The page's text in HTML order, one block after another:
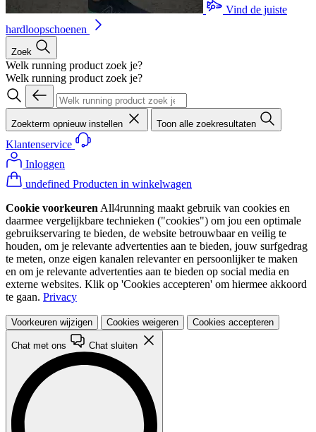
Vind de juiste
hardloopschoenen
Zoek
Welk running product zoek je?
Welk running product zoek je?
Zoekterm opnieuw instellen Toon alle zoekresultaten
Klantenservice
Inloggen
undefined Producten in winkelwagen
Cookie voorkeuren All4running maakt gebruik van cookies en
daarmee vergelijkbare technieken ("cookies") om jou een optimale
gebruikservaring te bieden, de website betrouwbaar en veilig te
houden, om je relevante advertenties aan te bieden, jouw surfgedrag
te meten, onze eigen kanalen relevanter en persoonlijker te maken
en om je relevante advertenties aan te bieden op social media en
externe websites. Klik op 'Cookies accepteren' om hiermee akkoord
te gaan. Privacy
Voorkeuren wijzigen Cookies weigeren Cookies accepteren
Chat met ons Chat sluiten